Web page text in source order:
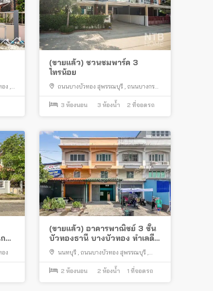
อง ,
(ขายแล้ว) ชวนชมพาร์ค 3
ไทรน้อย
ถนนบางบัวทอง สุพรรณบุรี , ถนนบางกรวย
ไทรน้อย , ไทรน้อย
3 ห้องนอน 3 ห้องน้ำ 2 ที่จอดรถ
อง
(ขายแล้ว) อาคารพาณิชย์ 3 ชั้น
บัวทองธานี บางบัวทอง ทำเลดี
ติดถนนใหญ่ ใกล้รถไฟฟ้า
นนทบุรี ถนนบางบัวทอง สุพรรณบุรี
บางบัวทอง
2 ห้องนอน 2 ห้องน้ำ 1 ที่จอดรถ